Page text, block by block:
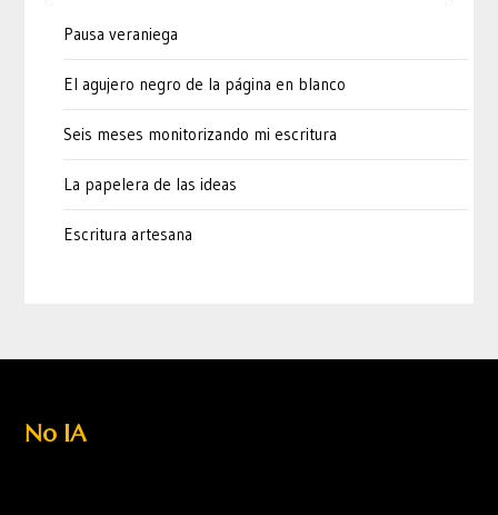
Pausa veraniega
El agujero negro de la página en blanco
Seis meses monitorizando mi escritura
La papelera de las ideas
Escritura artesana
No IA